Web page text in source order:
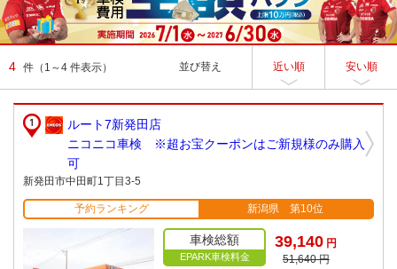
4 件 （1～4 件表示） 並び替え 近い順 安い順
ルート7新発田店
ニコニコ車検 ※超お宝クーポンはご新規様のみ購入
可
新発田市中田町1丁目3-5
予約ランキング 新潟県 第10位
車検総額
EPARK車検料金
39,140 円
51,640 円